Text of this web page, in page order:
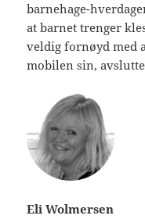
barnehage-
at barnet trenger
veldig fornøyd med
mobilen sin,
Eli Wolmersen